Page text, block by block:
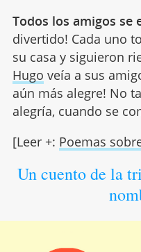
Todos los amigos se
divertido! Cada uno
su casa y siguieron
Hugo veía a sus
aún más alegre! No
alegría, cuando se
[Leer +: Poemas
Un cuento de la